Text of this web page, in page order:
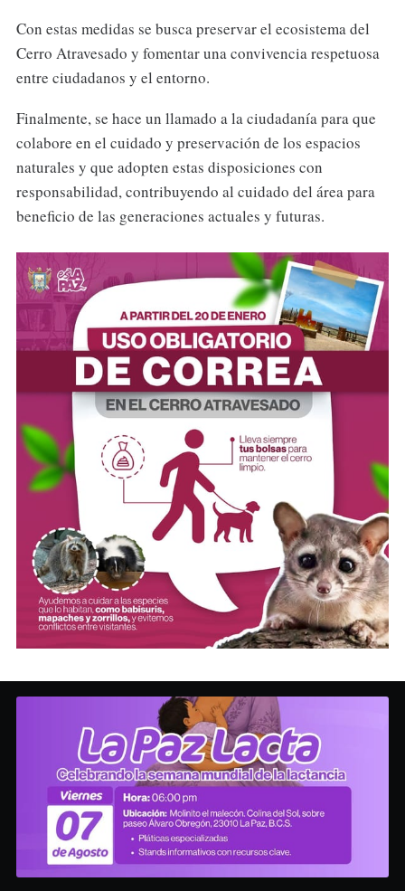
Con estas medidas se busca preservar el ecosistema del
Cerro Atravesado y fomentar una convivencia respetuosa
entre ciudadanos y el entorno.
Finalmente, se hace un llamado a la ciudadanía para que
colabore en el cuidado y preservación de los espacios
naturales y que adopten estas disposiciones con
responsabilidad, contribuyendo al cuidado del área para
beneficio de las generaciones actuales y futuras.